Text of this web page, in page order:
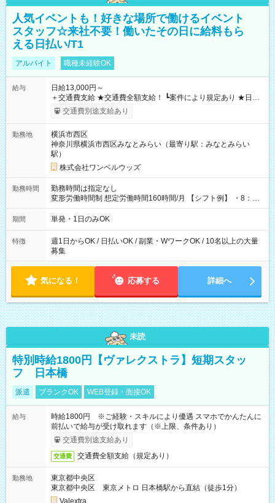
人気イベントも！好きな場所で働けるイベント
スタッフ☆来社不要！働いたその日に給料もら
える日払い/T1
アルバイト 職種未経験OK
給与
日給13,000円～
＋交通費支給 ★交通費全額支給！ ┗案件により規定あり ★日払
いOK！（規定あり） ┗働いたその日に現金GET♪ お仕事後はコ
ンビニATMから 日払い分を引き落とせます！ 【試用期間】試
交通費別途支給あり
勤務地
横浜市西区
神奈川県横浜市西区みなとみらい（最寄り駅：みなとみらい
駅）
株式会社ワンベルウッズ
勤務時間
勤務時間は指定なし
変形労働時間制 想定労働時間160時間/月 【シフト例】 ・8：00
～21：00
期間 単発・1日のみOK
特徴
週1日からOK / 日払いOK / 副業・WワークOK / 10名以上の大量
募集
気になる！ 応募する 詳細へ
未読
特別時給1800円【ヴァレクストラ】短期スタッ
フ 日本橋
派遣 ブランクOK WEB登録・面接OK
給与
時給1800円 ※ご経験・スキルにより優遇 スマホでかんたんに
前払いで給与が受け取れます（※上限、条件あり）
交通費別途支給あり
交通費 交通費全額支給（規定あり）
勤務地
東京都中央区
東京都中央区 東京メトロ 日本橋駅から直結（徒歩1分）
Valextra